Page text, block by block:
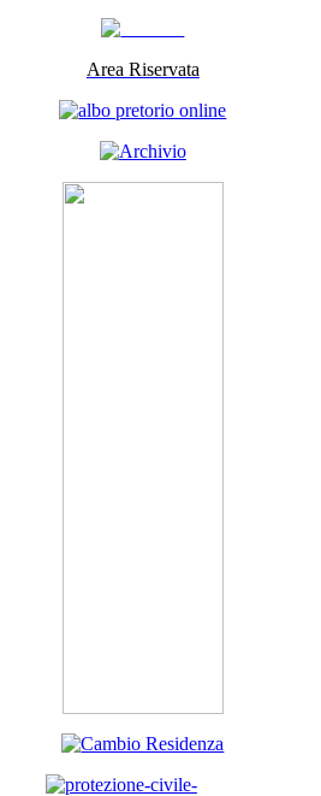
Area Riservata